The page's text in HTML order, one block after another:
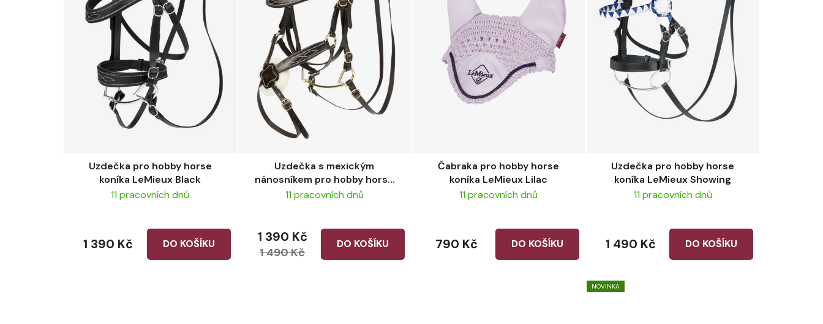
Uzdečka pro hobby horse
koníka LeMieux Black
11 pracovních dnů
DO KOŠÍKU
1 390 Kč
Uzdečka s mexickým
nánosníkem pro hobby horse
koníka LeMieux Brown
11 pracovních dnů
DO KOŠÍKU
1 390 Kč
1 490 Kč
Čabraka pro hobby horse
koníka LeMieux Lilac
11 pracovních dnů
DO KOŠÍKU
790 Kč
Uzdečka pro hobby horse
koníka LeMieux Showing
11 pracovních dnů
DO KOŠÍKU
1 490 Kč
NOVINKA